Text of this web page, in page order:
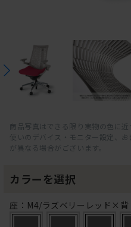
商品写真はできる限り実物の色に
使いのデバイス・モニター設定、
が異なる場合がございます。
カラーを選択
座：M4/ラズベリーレッド×